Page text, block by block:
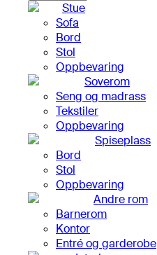
Stue
Sofa
Bord
Stol
Oppbevaring
Soverom
Seng og madrass
Tekstiler
Oppbevaring
Spiseplass
Bord
Stol
Oppbevaring
Andre rom
Barnerom
Kontor
Entré og garderobe